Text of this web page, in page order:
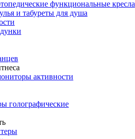
функциональные кресла
и табуреты для душа
активности
голографические